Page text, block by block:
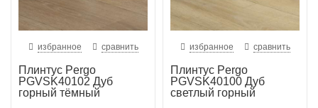
избранное сравнить
Плинтус Pergo
PGVSK40102 Дуб
горный тёмный
избранное сравнить
Плинтус Pergo
PGVSK40100 Дуб
светлый горный